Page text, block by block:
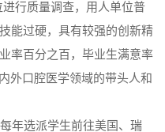
行质量调查，用人单位普
能过硬，具有较强的创新精
率百分之百，毕业生满意率
外口腔医学领域的带头人和
年选派学生前往美国、瑞